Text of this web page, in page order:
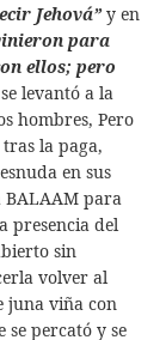
Jehová”y en
para
ellos; pero
levantó a la
hombres, Pero
la paga,
en sus
BALAAM para
presencia del
sin
volver al
juna viña con
se percató y se